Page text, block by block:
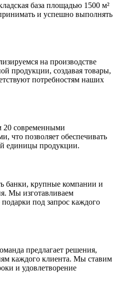
база площадью 1500 м²
и успешно выполнять
на производстве
продукции, создавая товары,
потребностям наших
20 современными
что позволяет обеспечивать
единицы продукции.
банки, крупные компании и
Мы изготавливаем
под запрос каждого
предлагает решения,
каждого клиента. Мы ставим
и удовлетворение